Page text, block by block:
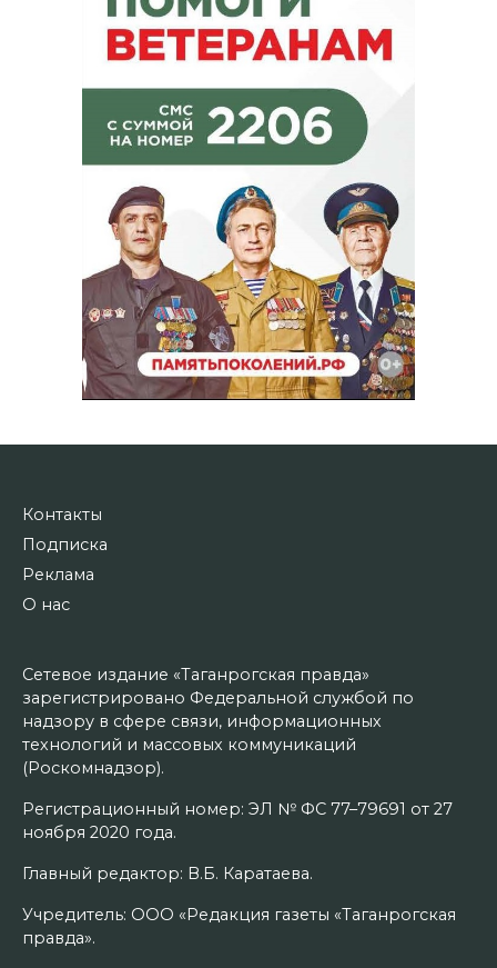
Контакты
Подписка
Реклама
О нас
Сетевое издание «Таганрогская правда»
зарегистрировано Федеральной службой по
надзору в сфере связи, информационных
технологий и массовых коммуникаций
(Роскомнадзор).
Регистрационный номер: ЭЛ № ФС 77–79691 от 27
ноября 2020 года.
Главный редактор: В.Б. Каратаева.
Учредитель: ООО «Редакция газеты «Таганрогская
правда».